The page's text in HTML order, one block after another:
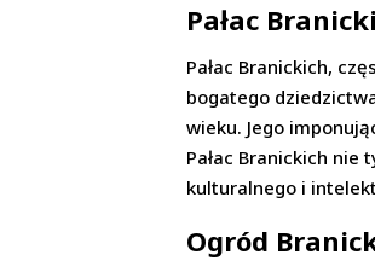
Pałac
Pałac Branickich,
bogatego
wieku. Jego
Pałac Branickich
kulturalnego i
Ogród